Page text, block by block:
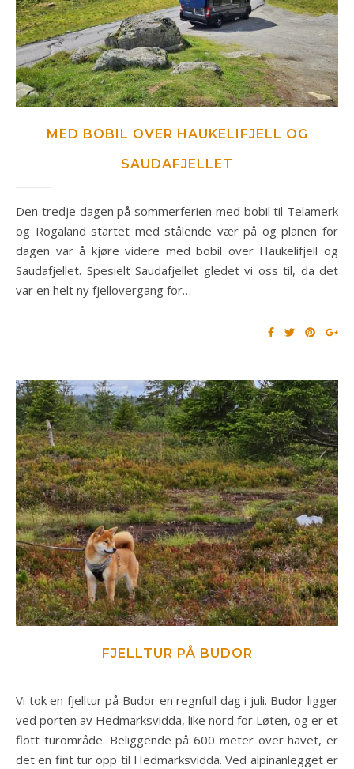
MED BOBIL OVER HAUKELIFJELL OG
SAUDAFJELLET
Den tredje dagen på sommerferien med bobil til Telamerk
og Rogaland startet med stålende vær på og planen for
dagen var å kjøre videre med bobil over Haukelifjell og
Saudafjellet. Spesielt Saudafjellet gledet vi oss til, da det
var en helt ny fjellovergang for…
FJELLTUR PÅ BUDOR
Vi tok en fjelltur på Budor en regnfull dag i juli. Budor ligger
ved porten av Hedmarksvidda, like nord for Løten, og er et
flott turområde. Beliggende på 600 meter over havet, er
det en fint tur opp til Hedmarksvidda. Ved alpinanlegget er